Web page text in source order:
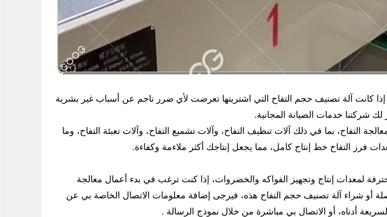
إذا كانت آلة تصنيف حجم التفاح التي اشتريتها تعرضت لأي ضرر ناجم عن أسباب غير بشرية
شركتنا خدمات الصيانة المجانية.
التفاح، بما في ذلك آلات تنظيف التفاح، وآلات تشميع التفاح، وآلات تعبئة التفاح، وما
فرز التفاح خط إنتاج كامل، مما يجعل إنتاجك أكثر ملاءمة وكفاءة.
لمعدات إنتاج وتجهيز الفواكه والخضروات، إذا كنت ترغب في بدء أعمال معالجة
أو شراء آلة تصنيف حجم التفاح هذه، فيرجى إضافة معلومات الاتصال الخاصة بي عن
أدناه، أو الاتصال بي مباشرة من خلال نموذج الرسالة .